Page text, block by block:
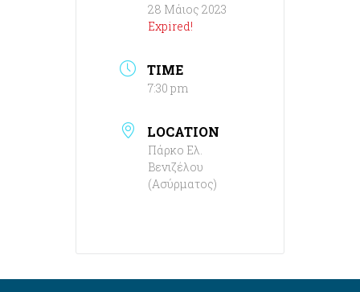
28 Μάιος 2023
Expired!
TIME
7:30 pm
LOCATION
Πάρκο Ελ.
Βενιζέλου
(Ασύρματος)